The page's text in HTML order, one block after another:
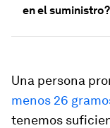
en el suministro?
Una persona
menos 26
tenemos